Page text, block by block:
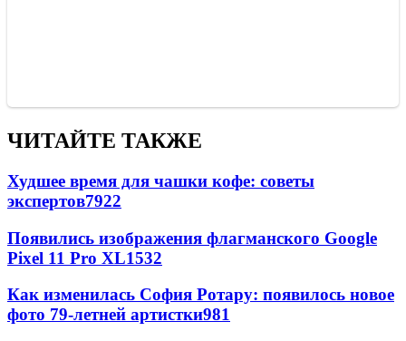
ЧИТАЙТЕ ТАКЖЕ
Худшее время для чашки кофе: советы
экспертов7922
Появились изображения флагманского Google
Pixel 11 Pro XL1532
Как изменилась София Ротару: появилось новое
фото 79-летней артистки981